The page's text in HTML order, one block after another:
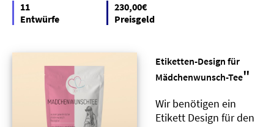
11
Entwürfe
230,00€
Preisgeld
Etiketten-Design für
Mädchenwunsch-Tee"
Wir benötigen ein
Etikett Design für den